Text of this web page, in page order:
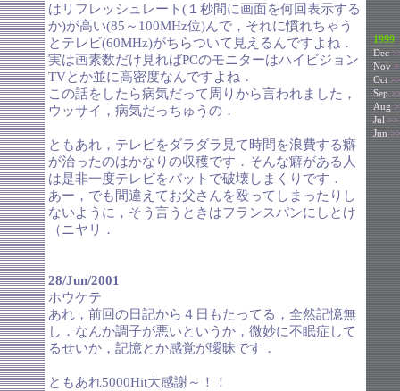
はリフレッシュレート(１秒間に画面を何回表示する
か)が高い(85～100MHz位)んで，それに慣れちゃう
とテレビ(60MHz)がちらついて見えるんですよね．
実は画素数だけ見ればPCのモニターはハイビジョン
TVとか並に高密度なんですよね．
この話をしたら病気だって周りから言われました，
ウッサイ，病気だっちゅうの．
ともあれ，テレビをダラダラ見て時間を浪費する癖
が治ったのはかなりの収穫です．そんな癖がある人
は是非一度テレビをバットで破壊しまくりです．
あー，でも間違えてお父さんを殴ってしまったりし
ないように，そう言うときはフランスパンにしとけ
（ニヤリ．
28/Jun/2001
ホウケテ
あれ，前回の日記から４日もたってる，全然記憶無
し．なんか調子が悪いというか，微妙に不眠症して
るせいか，記憶とか感覚が曖昧です．
ともあれ5000Hit大感謝～！！
1999
Dec
Nov
Oct>>
Sep
Aug
Jul>>
Jun>>